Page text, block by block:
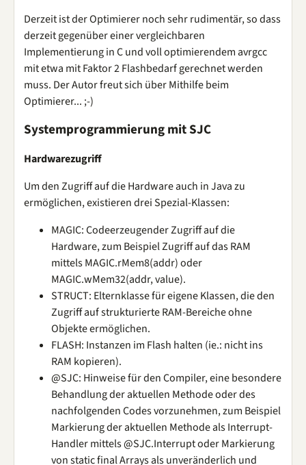
Derzeit ist der Optimierer noch sehr rudimentär, so dass
derzeit gegenüber einer vergleichbaren
Implementierung in C und voll optimierendem avrgcc
mit etwa mit Faktor 2 Flashbedarf gerechnet werden
muss. Der Autor freut sich über Mithilfe beim
Optimierer... ;-)
Systemprogrammierung mit SJC
Hardwarezugriff
Um den Zugriff auf die Hardware auch in Java zu
ermöglichen, existieren drei Spezial-Klassen:
MAGIC: Codeerzeugender Zugriff auf die
Hardware, zum Beispiel Zugriff auf das RAM
mittels MAGIC.rMem8(addr) oder
MAGIC.wMem32(addr, value).
STRUCT: Elternklasse für eigene Klassen, die den
Zugriff auf strukturierte RAM-Bereiche ohne
Objekte ermöglichen.
FLASH: Instanzen im Flash halten (ie.: nicht ins
RAM kopieren).
@SJC: Hinweise für den Compiler, eine besondere
Behandlung der aktuellen Methode oder des
nachfolgenden Codes vorzunehmen, zum Beispiel
Markierung der aktuellen Methode als Interrupt-
Handler mittels @SJC.Interrupt oder Markierung
von static final Arrays als unveränderlich und